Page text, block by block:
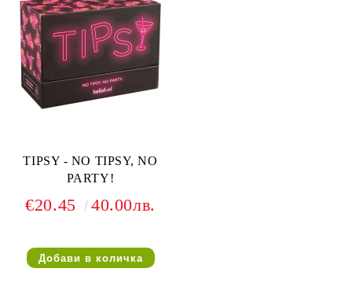
TIPSY - NO TIPSY, NO
PARTY!
€20.45 40.00лв.